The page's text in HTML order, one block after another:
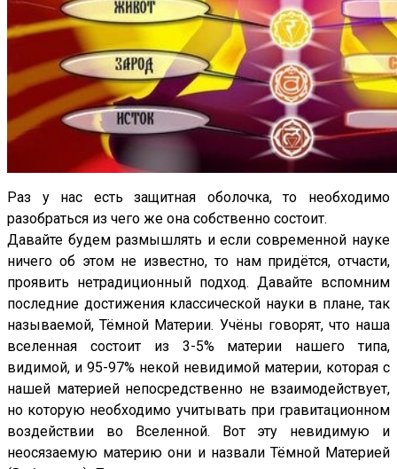
Раз у нас есть защитная оболочка, то необходимо
разобраться из чего же она собственно состоит.
Давайте будем размышлять и если современной науке
ничего об этом не известно, то нам придётся, отчасти,
проявить нетрадиционный подход. Давайте вспомним
последние достижения классической науки в плане, так
называемой, Тёмной Материи. Учёны говорят, что наша
вселенная состоит из 3-5% материи нашего типа,
видимой, и 95-97% некой невидимой материи, которая с
нашей материей непосредственно не взаимодействует,
но которую необходимо учитывать при гравитационном
воздействии во Вселенной. Вот эту невидимую и
неосязаемую материю они и назвали Тёмной Материей